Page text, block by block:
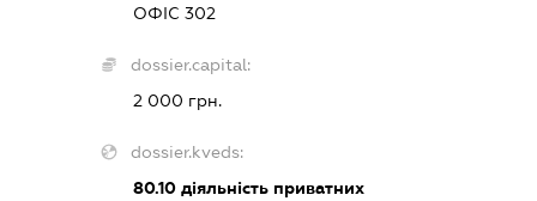
ОФІС 302
dossier.capital:
2 000 грн.
dossier.kveds:
80.10 діяльність приватних